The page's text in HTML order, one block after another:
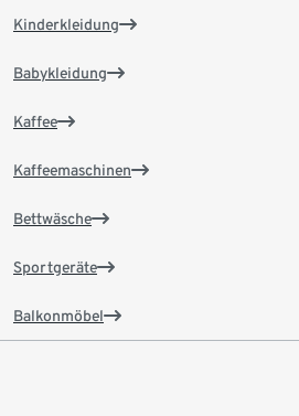
Kinderkleidung
Babykleidung
Kaffee
Kaffeemaschinen
Bettwäsche
Sportgeräte
Balkonmöbel